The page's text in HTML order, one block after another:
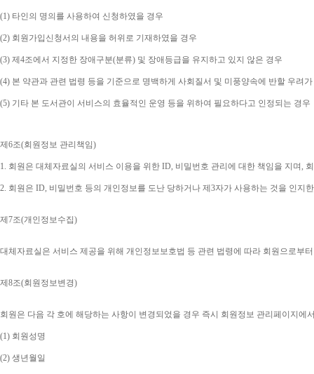
(1) 타인의 명의를 사용하여 신청하였을 경우
(2) 회원가입신청서의 내용을 허위로 기재하였을 경우
(3) 제 4조에서 지정한 장애구분(분류) 및 장애등급을 유지하고 있지 않은 경우
(4) 본 약관과 관련 법령 등을 기준으로 명백하게 사회질서 및 미풍양속에 반할 우려
(5) 기타 본 도서관이 서비스의 효율적인 운영 등을 위하여 필요하다고 인정되는 경우
제 6조(회원정보 관리책임)
1. 회원은 대체자료실의 서비스 이용을 위한 ID, 비밀번호 관리에 대한 책임을 지며,
2. 회원은 ID, 비밀번호 등의 개인정보를 도난 당하거나 제 3자가 사용하는 것을 인지
제 7조(개인정보수집)
대체자료실은 서비스 제공을 위해 개인정보보호법 등 관련 법령에 따라 회원으로부
제 8조(회원정보변경)
회원은 다음 각 호에 해당하는 사항이 변경되었을 경우 즉시 회원정보 관리페이지에
(1) 회원성명
(2) 생년월일